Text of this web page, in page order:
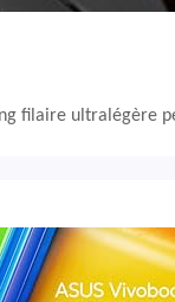
filaire ultralégère